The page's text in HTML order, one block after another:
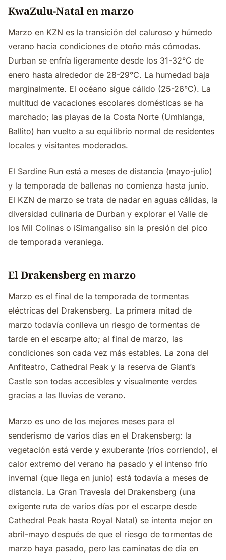
KwaZulu-Natal en marzo
Marzo en KZN es la transición del caluroso y húmedo
verano hacia condiciones de otoño más cómodas.
Durban se enfría ligeramente desde los 31-32°C de
enero hasta alrededor de 28-29°C. La humedad baja
marginalmente. El océano sigue cálido (25-26°C). La
multitud de vacaciones escolares domésticas se ha
marchado; las playas de la Costa Norte (Umhlanga,
Ballito) han vuelto a su equilibrio normal de residentes
locales y visitantes moderados.
El Sardine Run está a meses de distancia (mayo-julio)
y la temporada de ballenas no comienza hasta junio.
El KZN de marzo se trata de nadar en aguas cálidas, la
diversidad culinaria de Durban y explorar el Valle de
los Mil Colinas o iSimangaliso sin la presión del pico
de temporada veraniega.
El Drakensberg en marzo
Marzo es el final de la temporada de tormentas
eléctricas del Drakensberg. La primera mitad de
marzo todavía conlleva un riesgo de tormentas de
tarde en el escarpe alto; al final de marzo, las
condiciones son cada vez más estables. La zona del
Anfiteatro, Cathedral Peak y la reserva de Giant’s
Castle son todas accesibles y visualmente verdes
gracias a las lluvias de verano.
Marzo es uno de los mejores meses para el
senderismo de varios días en el Drakensberg: la
vegetación está verde y exuberante (ríos corriendo), el
calor extremo del verano ha pasado y el intenso frío
invernal (que llega en junio) está todavía a meses de
distancia. La Gran Travesía del Drakensberg (una
exigente ruta de varios días por el escarpe desde
Cathedral Peak hasta Royal Natal) se intenta mejor en
abril-mayo después de que el riesgo de tormentas de
marzo haya pasado, pero las caminatas de día en